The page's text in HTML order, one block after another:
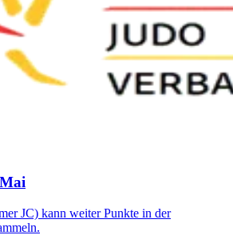
JC) kann weiter Punkte in der